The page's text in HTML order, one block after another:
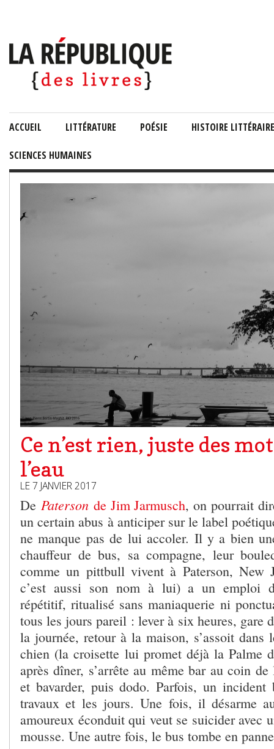
ACCUEIL LITTÉRATURE POÉSIE HISTOIRE LITTÉRAIRE
SCIENCES HUMAINES
Ce n’est rien, juste des
l’eau
LE 7 JANVIER 2017
De Patersonde Jim Jarmusch, on pourrait
un certain abus à anticiper sur le label
ne manque pas de lui accoler. Il y a bien
chauffeur de bus, sa compagne, leur
comme un pittbull vivent à Paterson, New
c’est aussi son nom à lui) a un emploi
répétitif, ritualisé sans maniaquerie ni
tous les jours pareil : lever à six heures, gare
la journée, retour à la maison, s’assoit dans
chien (la croisette lui promet déjà la Palme
après dîner, s’arrête au même bar au coin
et bavarder, puis dodo. Parfois, un incident
travaux et les jours. Une fois, il désarme
amoureux éconduit qui veut se suicider avec
mousse. Une autre fois, le bus tombe en